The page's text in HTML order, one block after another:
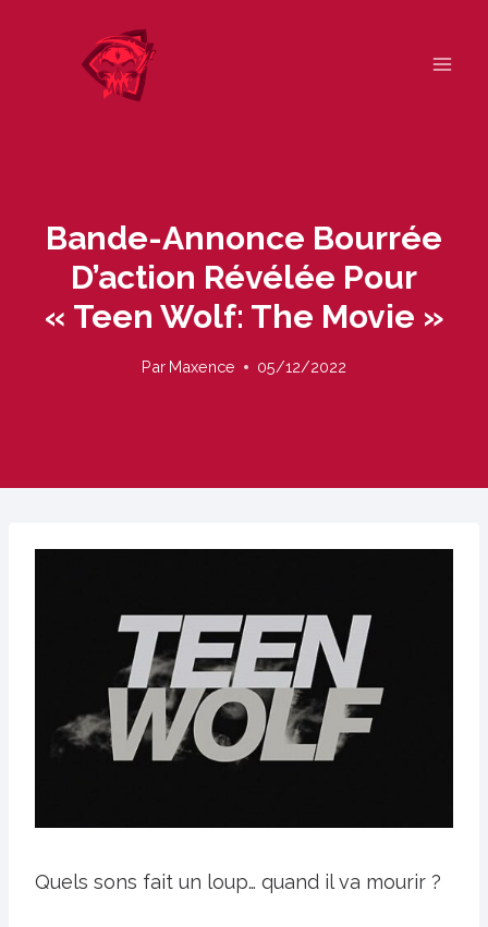
Bande-Annonce Bourrée
D’action Révélée Pour
« Teen Wolf: The Movie »
Par Maxence 05/12/2022
Quels sons fait un loup… quand il va mourir ?